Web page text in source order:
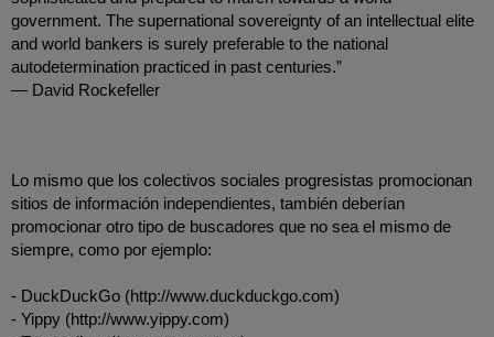
government. The supernational sovereignty of an intellectual elite
and world bankers is surely preferable to the national
autodetermination practiced in past centuries.”
― David Rockefeller
Lo mismo que los colectivos sociales progresistas promocionan
sitios de información independientes, también deberían
promocionar otro tipo de buscadores que no sea el mismo de
siempre, como por ejemplo:
- DuckDuckGo (http://www.duckduckgo.com)
- Yippy (http://www.yippy.com)